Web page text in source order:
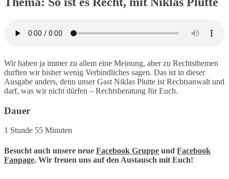
Wir haben ja immer zu allem eine Meinung, aber zu Rechtsthemen
durften wir bisher wenig Verbindliches sagen. Das ist in dieser
Ausgabe anders, denn unser Gast Niklas Plutte ist Rechtsanwalt und
darf, was wir nicht dürfen – Rechtsberatung für Euch.
Dauer
1 Stunde 55 Minuten
Besucht auch unsere neue Facebook Gruppe und Facebook
Fanpage. Wir freuen uns auf den Austausch mit Euch!